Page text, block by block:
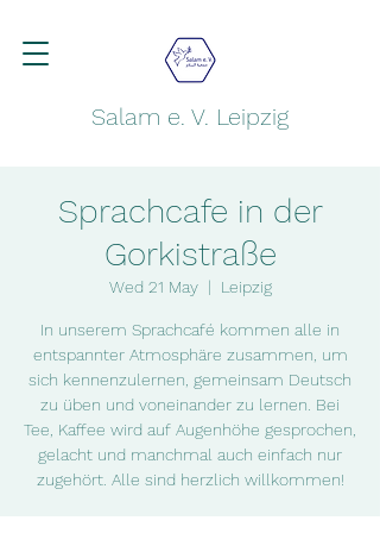
Salam e. V. Leipzig
Sprachcafe in der
Gorkistraße
Wed 21 May
  |
Leipzig
In unserem Sprachcafé kommen alle in
entspannter Atmosphäre zusammen, um
sich kennenzulernen, gemeinsam Deutsch
zu üben und voneinander zu lernen. Bei
Tee, Kaffee wird auf Augenhöhe gesprochen,
gelacht und manchmal auch einfach nur
zugehört. Alle sind herzlich willkommen!